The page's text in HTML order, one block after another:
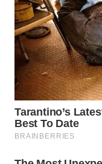
TANGERANG
WN
BINJAI
WN
CIREBON
WN
INDRAMAYU